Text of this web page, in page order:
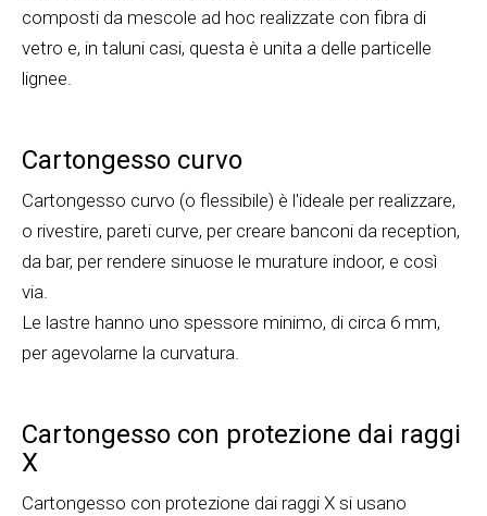
composti da mescole ad hoc realizzate con fibra di
vetro e, in taluni casi, questa è unita a delle particelle
lignee.
Cartongesso curvo
Cartongesso curvo (o flessibile) è l'ideale per realizzare,
o rivestire, pareti curve, per creare banconi da reception,
da bar, per rendere sinuose le murature indoor, e così
via.
Le lastre hanno uno spessore minimo, di circa 6 mm,
per agevolarne la curvatura.
Cartongesso con protezione dai raggi
X
Cartongesso con protezione dai raggi X si usano